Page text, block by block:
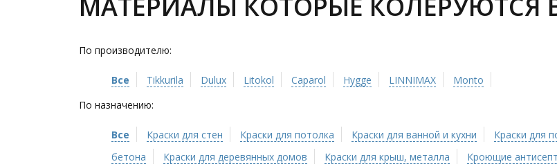
По производителю:
Все Tikkurila Dulux Litokol Caparol Hygge LINNIMAX
Monto
По назначению:
Все Краски для стен Краски для потолка Краски для ванной и кухни Краски для
бетона
Краски для деревянных домов Краски для крыш, металла Кроющие